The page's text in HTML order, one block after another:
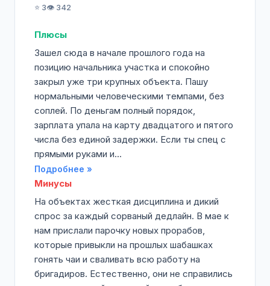
⭐ 3👁️ 342
Плюсы
Зашел сюда в начале прошлого года на
позицию начальника участка и спокойно
закрыл уже три крупных объекта. Пашу
нормальными человеческими темпами, без
соплей. По деньгам полный порядок,
зарплата упала на карту двадцатого и пятого
числа без единой задержки. Если ты спец с
прямыми руками и...
Подробнее »
Минусы
На объектах жесткая дисциплина и дикий
спрос за каждый сорваный дедлайн. В мае к
нам прислали парочку новых прорабов,
которые привыкли на прошлых шабашках
гонять чаи и сваливать всю работу на
бригадиров. Естественно, они не справились